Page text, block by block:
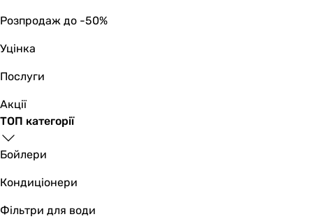
Розпродаж до -50%
Уцінка
Послуги
Акції
ТОП категорії
Бойлери
Кондиціонери
Фільтри для води